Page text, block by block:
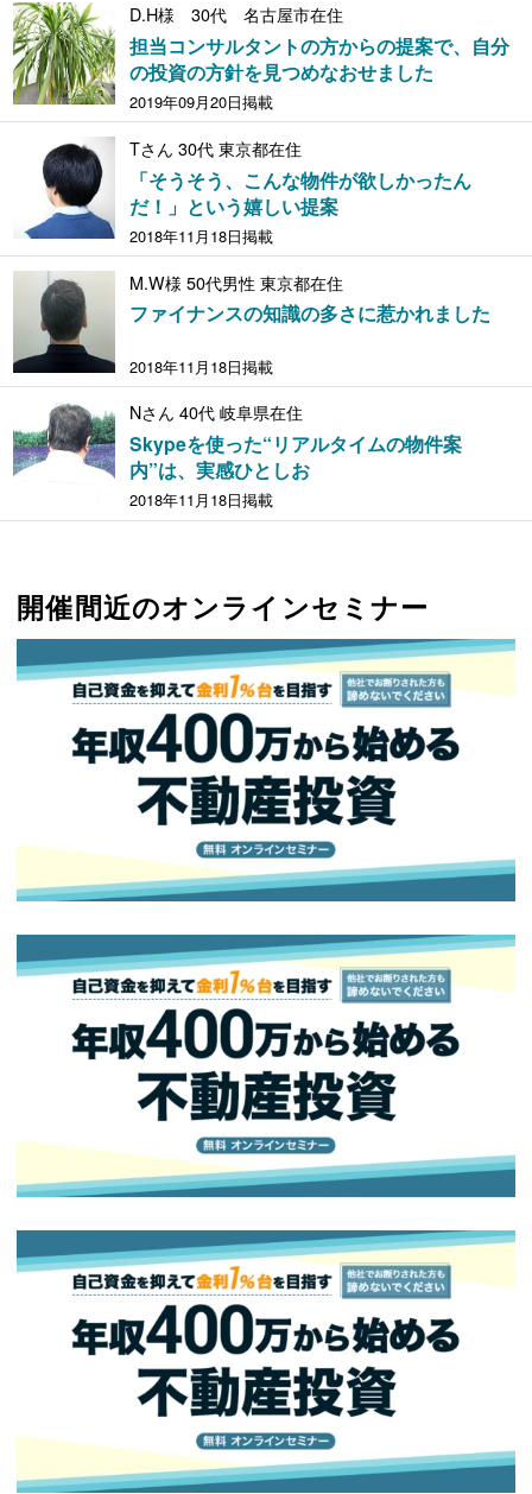
D.H様 30代 名古屋市在住
担当コンサルタントの方からの提案で、自分
の投資の方針を見つめなおせました
2019年09月20日掲載
Tさん 30代 東京都在住
「そうそう、こんな物件が欲しかったん
だ！」という嬉しい提案
2018年11月18日掲載
M.W様 50代男性 東京都在住
ファイナンスの知識の多さに惹かれました
2018年11月18日掲載
Nさん 40代 岐阜県在住
Skypeを使った“リアルタイムの物件案
内”は、実感ひとしお
2018年11月18日掲載
開催間近のオンラインセミナー